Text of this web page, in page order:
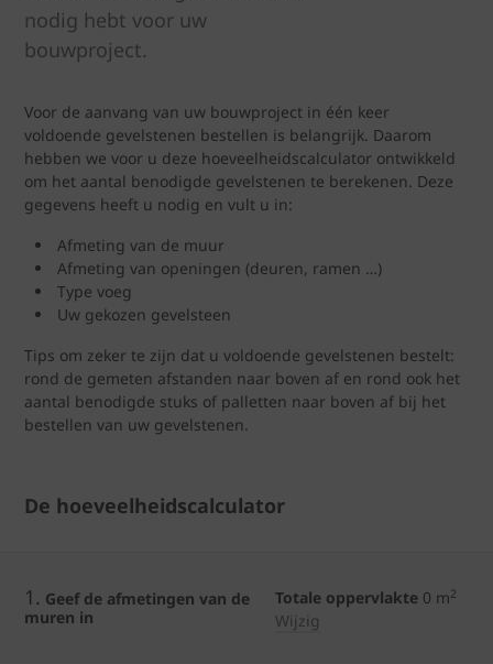
nodig hebt voor uw
bouwproject.
Voor de aanvang van uw bouwproject in één keer
voldoende gevelstenen bestellen is belangrijk. Daarom
hebben we voor u deze hoeveelheidscalculator ontwikkeld
om het aantal benodigde gevelstenen te berekenen. Deze
gegevens heeft u nodig en vult u in:
Afmeting van de muur
Afmeting van openingen (deuren, ramen …)
Type voeg
Uw gekozen gevelsteen
Tips om zeker te zijn dat u voldoende gevelstenen bestelt:
rond de gemeten afstanden naar boven af en rond ook het
aantal benodigde stuks of palletten naar boven af bij het
bestellen van uw gevelstenen.
De hoeveelheidscalculator
1. Geef de afmetingen van de
muren in
Totale oppervlakte 0 m2
Wijzig